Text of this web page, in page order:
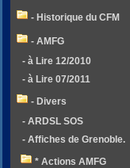
- Historique du CFM
- AMFG
- à Lire 12/2010
- à Lire 07/2011
- Divers
- ARDSL SOS
- Affiches de Grenoble.
* Actions AMFG